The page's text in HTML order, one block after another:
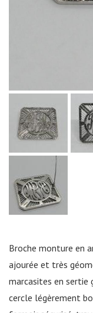
Broche monture en
ajourée et très
marcasites en sertie
cercle légèrement